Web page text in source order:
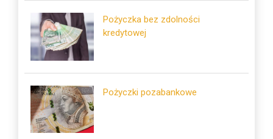
Pożyczka bez zdolności
kredytowej
Pożyczki pozabankowe